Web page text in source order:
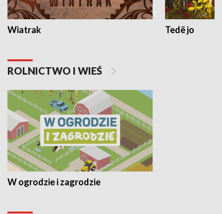
Wiatrak Tedë jo
ROLNICTWO I WIEŚ
W ogrodzie i zagrodzie